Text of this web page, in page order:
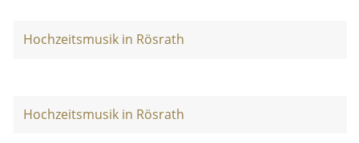
Hochzeitsmusik in Rösrath
Hochzeitsmusik in Rösrath